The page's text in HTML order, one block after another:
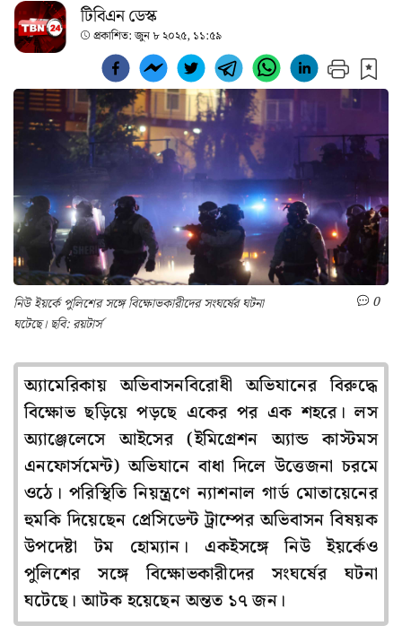
টিবিএন ডেস্ক
প্রকাশিত:জুন ৮ ২০২৫, ১১:৫৯
নিউ ইয়র্কে পুলিশের সঙ্গে বিক্ষোভকারীদের সংঘর্ষের ঘটনা
ঘটেছে। ছবি: রয়টার্স
0
অ্যামেরিকায় অভিবাসনবিরোধী অভিযানের বিরুদ্ধে
বিক্ষোভ ছড়িয়ে পড়ছে একের পর এক শহরে। লস
অ্যাঞ্জেলেসে আইসের (ইমিগ্রেশন অ্যান্ড কাস্টমস
এনফোর্সমেন্ট) অভিযানে বাধা দিলে উত্তেজনা চরমে
ওঠে। পরিস্থিতি নিয়ন্ত্রণে ন্যাশনাল গার্ড মোতায়েনের
হুমকি দিয়েছেন প্রেসিডেন্ট ট্রাম্পের অভিবাসন বিষয়ক
উপদেষ্টা টম হোম্যান। একইসঙ্গে নিউ ইয়র্কেও
পুলিশের সঙ্গে বিক্ষোভকারীদের সংঘর্ষের ঘটনা
ঘটেছে। আটক হয়েছেন অন্তত ১৭ জন।